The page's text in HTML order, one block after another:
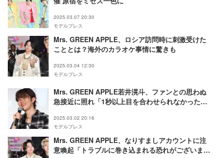
2025.03.07 20:30
モデルプレス
Mrs. GREEN APPLE、ロシア訪問時に刺激受けた
こととは？海外のカラオケ事情に驚きも
2025.03.04 12:30
モデルプレス
Mrs. GREEN APPLE若井滉斗、ファンとの思わぬ
急接近に照れ「1秒以上目を合わせられなかった」
銘銘編〜】
2025.03.02 20:16
モデルプレス
Mrs. GREEN APPLE、なりすましアカウントに注
意喚起「トラブルに巻き込まれる恐れがございま